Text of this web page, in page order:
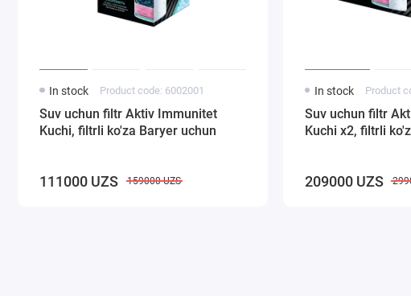
In stock Product code: 6002001
Suv uchun filtr Aktiv Immunitet
Kuchi, filtrli ko'za Baryer uchun
111000 UZS 159000 UZS
In stock Product
Suv uchun filtr
Kuchi x2, filtrli
209000 UZS